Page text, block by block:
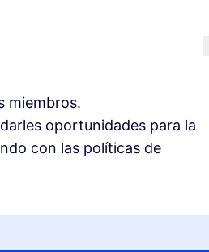
miembros.
oportunidades para la
con las políticas de